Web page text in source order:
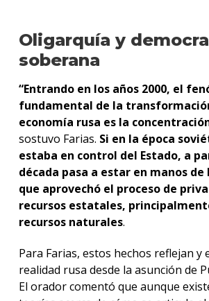
Oligarquía y
soberana
“Entrando en los años 2000, el
fundamental de la
economía rusa es la
sostuvo Farias. Si en la época
estaba en control del Estado, a
década pasa a estar en manos
que aprovechó el proceso de
recursos estatales,
recursos naturales.
Para Farias, estos hechos reflejan y
realidad rusa desde la asunción de
El orador comentó que aunque